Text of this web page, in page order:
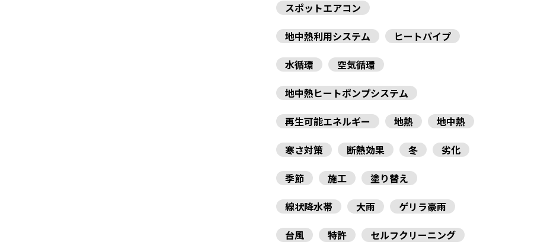
スポットエアコン
地中熱利用システム
ヒートパイプ
水循環
空気循環
地中熱ヒートポンプシステム
再生可能エネルギー
地熱
地中熱
寒さ対策
断熱効果 冬
劣化
季節
施工
塗り替え
線状降水帯
大雨
ゲリラ豪雨
台風
特許
セルフクリーニング